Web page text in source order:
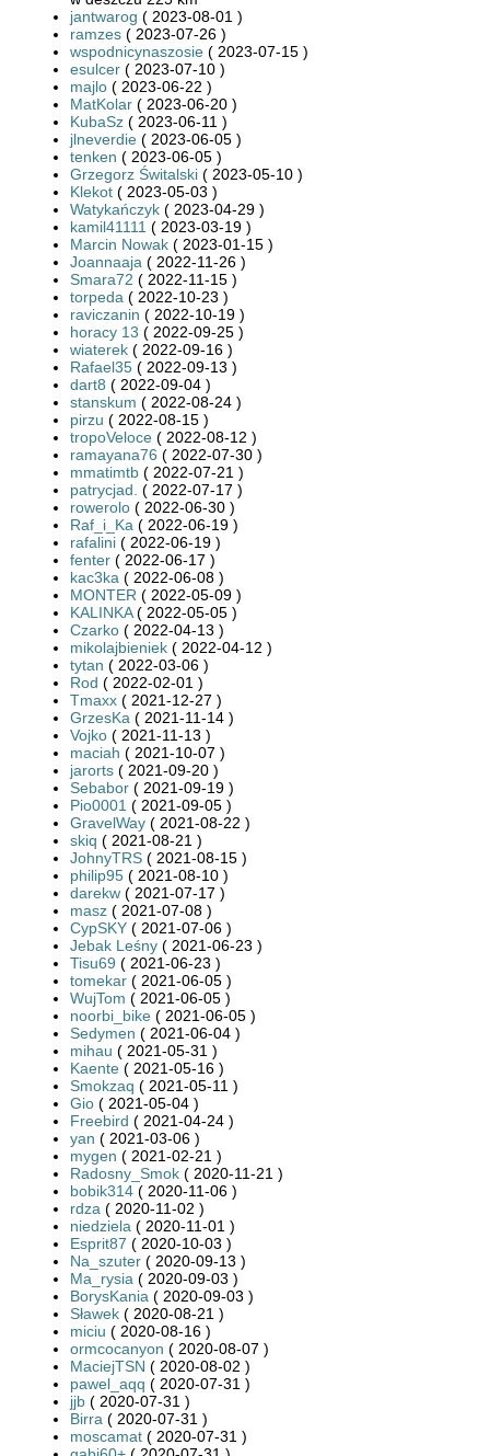
jantwarog ( 2023-08-01 )
ramzes ( 2023-07-26 )
wspodnicynaszosie ( 2023-07-15 )
esulcer ( 2023-07-10 )
majlo ( 2023-06-22 )
MatKolar ( 2023-06-20 )
KubaSz ( 2023-06-11 )
jlneverdie ( 2023-06-05 )
tenken ( 2023-06-05 )
Grzegorz Świtalski ( 2023-05-10 )
Klekot ( 2023-05-03 )
Watykańczyk ( 2023-04-29 )
kamil41111 ( 2023-03-19 )
Marcin Nowak ( 2023-01-15 )
Joannaaja ( 2022-11-26 )
Smara72 ( 2022-11-15 )
torpeda ( 2022-10-23 )
raviczanin ( 2022-10-19 )
horacy 13 ( 2022-09-25 )
wiaterek ( 2022-09-16 )
Rafael35 ( 2022-09-13 )
dart8 ( 2022-09-04 )
stanskum ( 2022-08-24 )
pirzu ( 2022-08-15 )
tropoVeloce ( 2022-08-12 )
ramayana76 ( 2022-07-30 )
mmatimtb ( 2022-07-21 )
patrycjad. ( 2022-07-17 )
rowerolo ( 2022-06-30 )
Raf_i_Ka ( 2022-06-19 )
rafalini ( 2022-06-19 )
fenter ( 2022-06-17 )
kac3ka ( 2022-06-08 )
MONTER ( 2022-05-09 )
KALINKA( 2022-05-05 )
Czarko ( 2022-04-13 )
mikolajbieniek ( 2022-04-12 )
tytan ( 2022-03-06 )
Rod ( 2022-02-01 )
Tmaxx ( 2021-12-27 )
GrzesKa ( 2021-11-14 )
Vojko ( 2021-11-13 )
maciah ( 2021-10-07 )
jarorts ( 2021-09-20 )
Sebabor ( 2021-09-19 )
Pio0001 ( 2021-09-05 )
GravelWay ( 2021-08-22 )
skiq ( 2021-08-21 )
JohnyTRS ( 2021-08-15 )
philip95 ( 2021-08-10 )
darekw ( 2021-07-17 )
masz ( 2021-07-08 )
CypSKY ( 2021-07-06 )
Jebak Leśny ( 2021-06-23 )
Tisu69 ( 2021-06-23 )
tomekar ( 2021-06-05 )
WujTom ( 2021-06-05 )
noorbi_bike ( 2021-06-05 )
Sedymen ( 2021-06-04 )
mihau ( 2021-05-31 )
Kaente ( 2021-05-16 )
Smokzaq ( 2021-05-11 )
Gio ( 2021-05-04 )
Freebird ( 2021-04-24 )
yan ( 2021-03-06 )
mygen ( 2021-02-21 )
Radosny_Smok ( 2020-11-21 )
bobik314 ( 2020-11-06 )
rdza ( 2020-11-02 )
niedziela ( 2020-11-01 )
Esprit87 ( 2020-10-03 )
Na_szuter ( 2020-09-13 )
Ma_rysia ( 2020-09-03 )
BorysKania ( 2020-09-03 )
Sławek ( 2020-08-21 )
miciu ( 2020-08-16 )
ormcocanyon ( 2020-08-07 )
MaciejTSN ( 2020-08-02 )
pawel_aqq ( 2020-07-31 )
jjb ( 2020-07-31 )
Birra ( 2020-07-31 )
moscamat ( 2020-07-31 )